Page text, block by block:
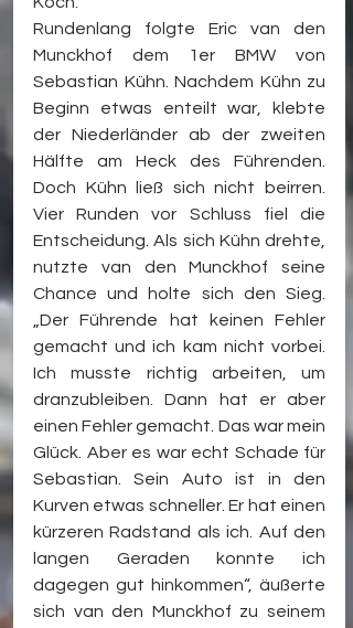
Rundenlang folgte Eric van den
Munckhof dem 1er BMW von
Sebastian Kühn. Nachdem Kühn zu
Beginn etwas enteilt war, klebte
der Niederländer ab der zweiten
Hälfte am Heck des Führenden.
Doch Kühn ließ sich nicht beirren.
Vier Runden vor Schluss fiel die
Entscheidung. Als sich Kühn drehte,
nutzte van den Munckhof seine
Chance und holte sich den Sieg.
„Der Führende hat keinen Fehler
gemacht und ich kam nicht vorbei.
Ich musste richtig arbeiten, um
dranzubleiben. Dann hat er aber
einen Fehler gemacht. Das war mein
Glück. Aber es war echt Schade für
Sebastian. Sein Auto ist in den
Kurven etwas schneller. Er hat einen
kürzeren Radstand als ich. Auf den
langen Geraden konnte ich
dagegen gut hinkommen“, äußerte
sich van den Munckhof zu seinem